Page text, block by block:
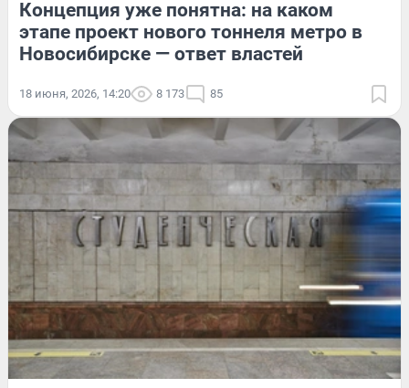
Концепция уже понятна: на каком
этапе проект нового тоннеля метро в
Новосибирске — ответ властей
18 июня, 2026, 14:20 8 173 85